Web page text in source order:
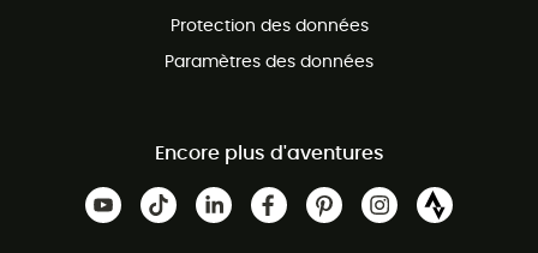
Protection des données
Paramètres des données
Encore plus d'aventures